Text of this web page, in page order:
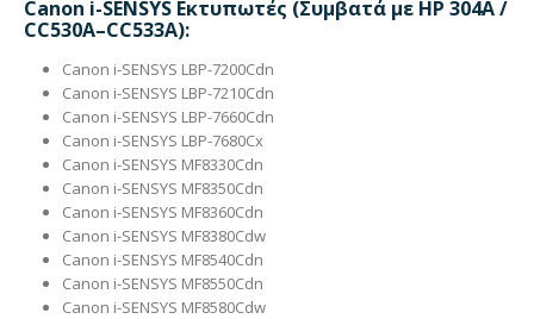
Canon i-SENSYS Εκτυπωτές (Συμβατά με HP 304A /
CC530A–CC533A):
Canon i-SENSYS LBP-7200Cdn
Canon i-SENSYS LBP-7210Cdn
Canon i-SENSYS LBP-7660Cdn
Canon i-SENSYS LBP-7680Cx
Canon i-SENSYS MF8330Cdn
Canon i-SENSYS MF8350Cdn
Canon i-SENSYS MF8360Cdn
Canon i-SENSYS MF8380Cdw
Canon i-SENSYS MF8540Cdn
Canon i-SENSYS MF8550Cdn
Canon i-SENSYS MF8580Cdw